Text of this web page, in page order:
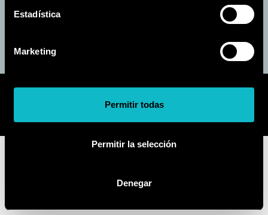
Estadística
Marketing
Permitir todas
Permitir la selección
Denegar
Circo de los Horrores
Janto Ticketing Software. All rights reserved,2026